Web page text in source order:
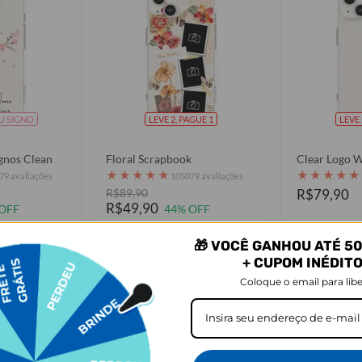
SIGNO
Clean
avaliações
LEVE 2, PAGUE 1
Floral Scrapbook
★ ★ ★ ★ ★ 105079 avaliações
R$89,90
R$49,90 44% OFF
Comprar
LEVE
Clear Logo
★ ★ ★ ★ ★
R$79,90
🎁 VOCÊ GANHOU ATÉ
+ CUPOM
Coloque o email para